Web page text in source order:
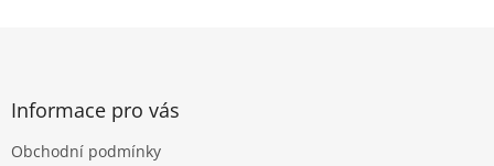
Informace pro vás
Obchodní podmínky